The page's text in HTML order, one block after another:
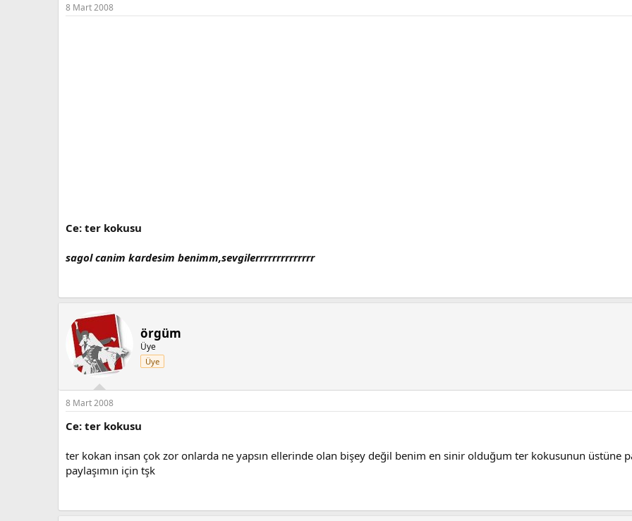
8 Mart 2008
Ce: ter kokusu
sagol canim kardesim benimm,sevgilerrrrrrrrrrrrrr
örgüm
Üye
Üye
8 Mart 2008
Ce: ter kokusu
ter kokan insan çok zor onlarda ne yapsın ellerinde olan bişey değil benim en sinir olduğum ter kokusunun üstüne
paylaşımın için tşk